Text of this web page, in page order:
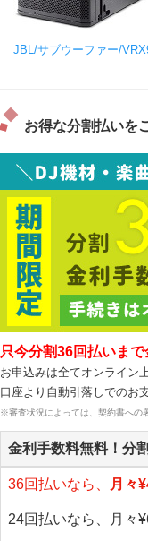
JBL/サブウーファー/
お得な分割払いを
只今分割36回払いま
お申込みは全てオンライン
口座より自動引落しでのお
※審査状況によっては、契約書への
金利手数料無料！分
36回払いなら、 月々
24回払いなら、月々